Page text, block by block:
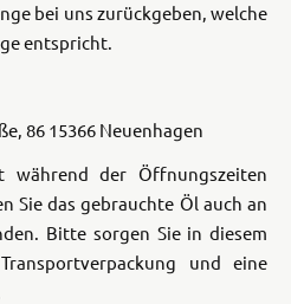
bei uns zurückgeben, welche
entspricht.
86 15366 Neuenhagen
der Öffnungszeiten
Sie das gebrauchte Öl auch an
Bitte sorgen Sie in diesem
und eine